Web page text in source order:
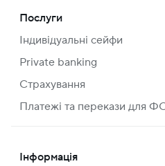
Послуги
Індивідуальні сейфи
Private banking
Страхування
Платежі та перекази для
Інформація